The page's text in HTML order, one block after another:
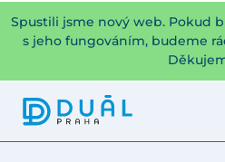
Spustili jsme nový web. Pokud
s jeho fungováním, budeme